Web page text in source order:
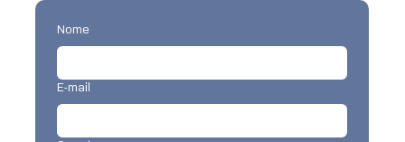
Nome
E-mail